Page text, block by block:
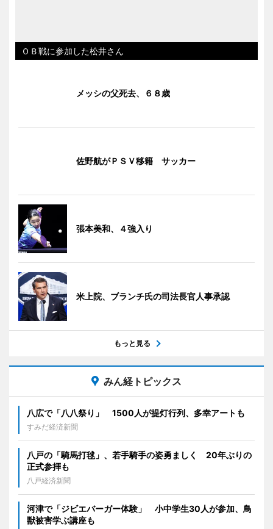
ＯＢ戦に参加した松井さん
メッシの父死去、６８歳
佐野航がＰＳＶ移籍 サッカー
張本美和、４強入り
米上院、ブランチ氏の司法長官人事承認
もっと見る
みん経トピックス
八広で「八八祭り」 1500人が提灯行列、多幸アートも
すみだ経済新聞
八戸の「騎馬打毬」、若手騎手の姿勇ましく 20年ぶりの
正式参拝も
八戸経済新聞
河津で「ジビエバーガー体験」 小中学生30人が参加、鳥
獣被害学ぶ講座も